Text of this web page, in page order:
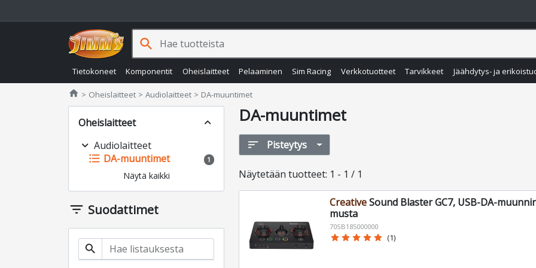
Tietokoneet Komponentit Oheislaitteet Pelaaminen Sim Racing Verkkotuotteet Tarvikkeet Jäähdytys- ja
search
home Jimms.fi
Oheislaitteet Audiolaitteet DA-muuntimet
Oheislaitteet
expand_less
expand_more Audiolaitteet
format_list_bulleted DA-muuntimet 1
Näytä kaikki
filter_list Suodattimet
search
DA-muuntimet
sort Pisteytys
Näytetään tuotteet: 1 - 1 / 1
CreativeSound Blaster GC7, USB-DA-
musta
70SB185000000
star star star star star (1)